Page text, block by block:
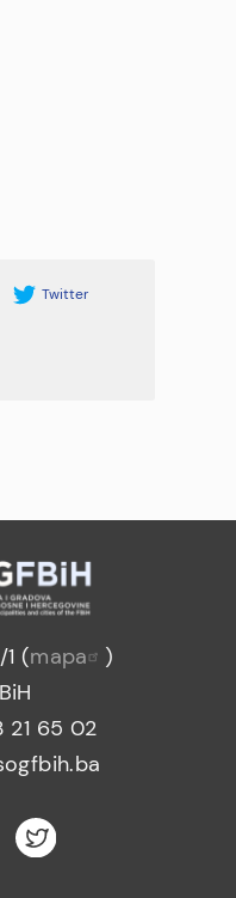
Twitter
(mapa
)
21 65 02